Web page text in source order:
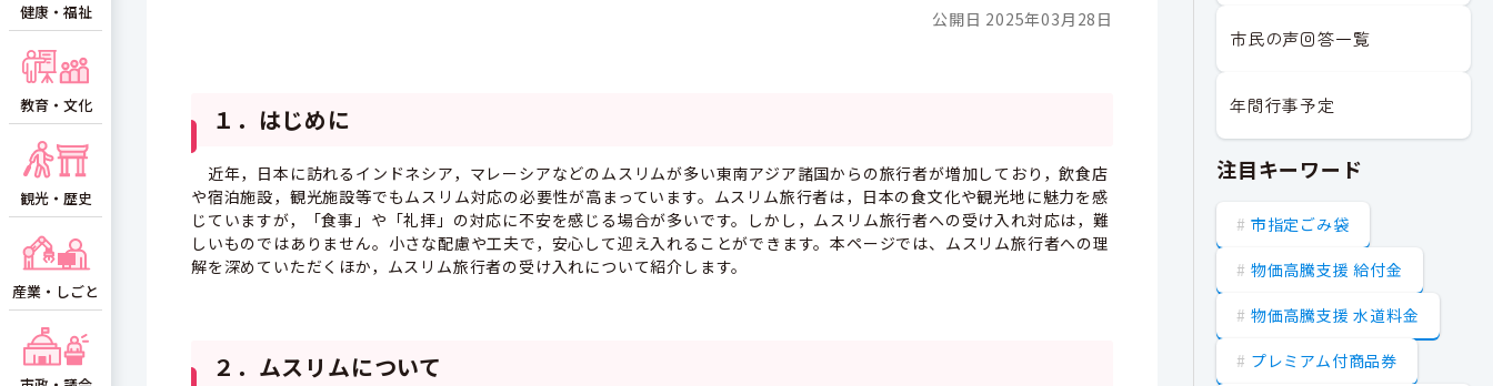
公開日 2025年03月28日
１．はじめに
近年，日本に訪れるインドネシア，マレーシアなどのムスリムが多い東南アジア諸国からの旅行者が増加しており，飲食店
や宿泊施設，観光施設等でもムスリム対応の必要性が高まっています。ムスリム旅行者は，日本の食文化や観光地に魅力を感
じていますが，「食事」や「礼拝」の対応に不安を感じる場合が多いです。しかし，ムスリム旅行者への受け入れ対応は，難
しいものではありません。小さな配慮や工夫で，安心して迎え入れることができます。本ページでは、ムスリム旅行者への理
解を深めていただくほか，ムスリム旅行者の受け入れについて紹介します。
２．ムスリムについて
健康・福祉
教育・文化
観光・歴史
産業・しごと
市民の声回答一覧
年間行事予定
注目キーワード
市指定ごみ袋
物価高騰支援 給付金
物価高騰支援 水道料金
プレミアム付商品券